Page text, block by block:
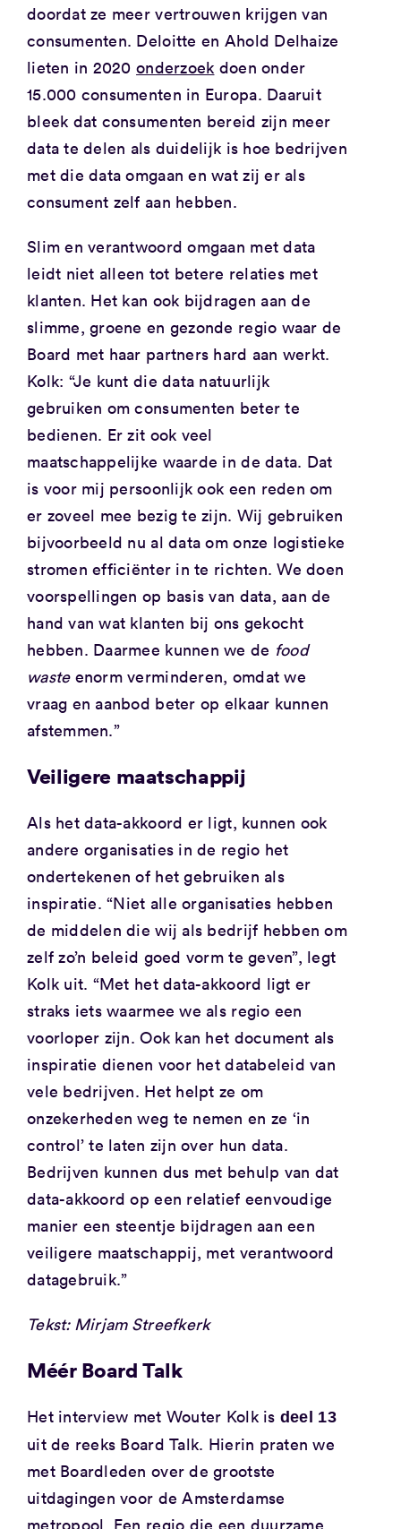
doordat ze meer vertrouwen krijgen van
consumenten. Deloitte en Ahold Delhaize
lieten in 2020onderzoek doen onder
15.000 consumenten in Europa. Daaruit
bleek dat consumenten bereid zijn meer
data te delen als duidelijk is hoe bedrijven
met die data omgaan en wat zij er als
consument zelf aan hebben.
Slim en verantwoord omgaan met data
leidt niet alleen tot betere relaties met
klanten. Het kan ook bijdragen aan de
slimme, groene en gezonde regio waar de
Board met haar partners hard aan werkt.
Kolk: “Je kunt die data natuurlijk
gebruiken om consumenten beter te
bedienen. Er zit ook veel
maatschappelijke waarde in de data. Dat
is voor mij persoonlijk ook een reden om
er zoveel mee bezig te zijn. Wij gebruiken
bijvoorbeeld nu al data om onze logistieke
stromen efficiënter in te richten. We doen
voorspellingen op basis van data, aan de
hand van wat klanten bij ons gekocht
hebben. Daarmee kunnen we de food
wasteenorm verminderen, omdat we
vraag en aanbod beter op elkaar kunnen
afstemmen.”
Veiligere maatschappij
Als het data-akkoord er ligt, kunnen ook
andere organisaties in de regio het
ondertekenen of het gebruiken als
inspiratie. “Niet alle organisaties hebben
de middelen die wij als bedrijf hebben om
zelf zo’n beleid goed vorm te geven”, legt
Kolk uit. “Met het data-akkoord ligt er
straks iets waarmee we als regio een
voorloper zijn. Ook kan het document als
inspiratie dienen voor het databeleid van
vele bedrijven. Het helpt ze om
onzekerheden weg te nemen en ze ‘in
control’ te laten zijn over hun data.
Bedrijven kunnen dus met behulp van dat
data-akkoord op een relatief eenvoudige
manier een steentje bijdragen aan een
veiligere maatschappij, met verantwoord
datagebruik.”
Tekst: Mirjam Streefkerk
Méér Board Talk
Het interview met Wouter Kolk is deel 13
uit de reeks Board Talk. Hierin praten we
met Boardleden over de grootste
uitdagingen voor de Amsterdamse
metropool. Een regio die een duurzame,